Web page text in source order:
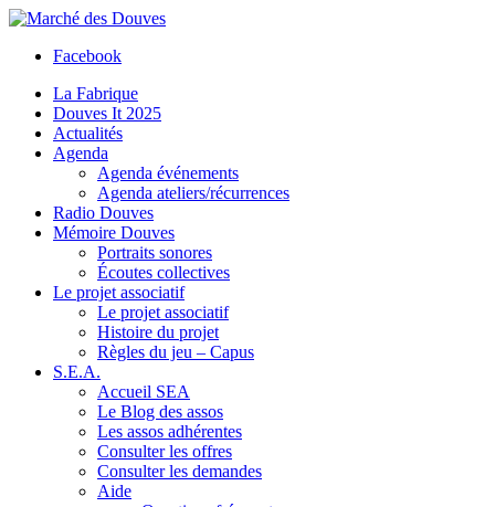
Facebook
La Fabrique
Douves It 2025
Actualités
Agenda
Agenda événements
Agenda ateliers/récurrences
Radio Douves
Mémoire Douves
Portraits sonores
Écoutes collectives
Le projet associatif
Le projet associatif
Histoire du projet
Règles du jeu – Capus
S.E.A.
Accueil SEA
Le Blog des assos
Les assos adhérentes
Consulter les offres
Consulter les demandes
Aide